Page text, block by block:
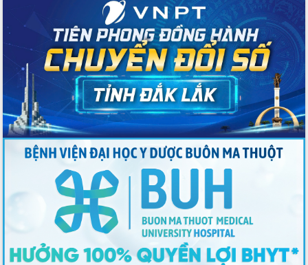
Đắk Lắk sẵn sàng các điều kiện cho
Ngày hội bầu cử đại biểu Quốc hội
khóa XVI và HĐND các cấp nhiệm kỳ
2026-2031
Đảm bảo cuộc bầu cử đại biểu Quốc
hội và đại biểu HĐND các cấp diễn ra
an toàn, hiệu quả, đúng quy định
Thủ tướng Chính phủ Phạm Minh Chính
kiểm tra, chỉ đạo hoàn thành các dự
án cao tốc và thăm khu tái định cư tại
Đắk Lắk
Sôi nổi Hội đua ngựa truyền thống Gò
Thì Thùng mừng Xuân Bính Ngọ 2026
Lãnh đạo tỉnh dâng hương tưởng niệm
tại Đập Đồng Cam đầu Xuân Bính Ngọ
Ngành nông nghiệp phấn đấu tăng
trưởng đạt 5,86% trong năm 2026
UBND tỉnh Đắk Lắk triển khai công tác